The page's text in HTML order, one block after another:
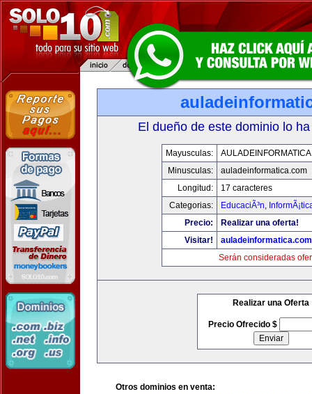
El dueño de este dominio lo
Mayusculas:
Minusculas:
auladeinformatica.com
Longitud:
17 caracteres
Categorias:
EducaciÃ³n,
Precio:
Realizar una oferta!
Visitar!
auladeinformatica.com
Serán consideradas
Realizar una Oferta
Precio Ofrecido $
Otros dominios en venta: